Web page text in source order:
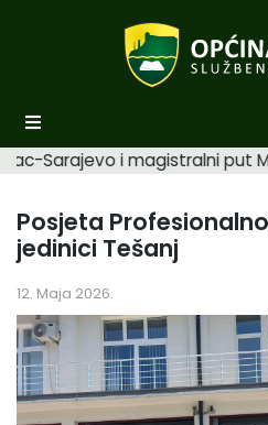
Podaci o Općini
Općinski načelnik
Općinsko vijeće
Uprava
Sarajevo i magistralni put
Posjeta
jedinici Tešanj
12. Maja 2026.